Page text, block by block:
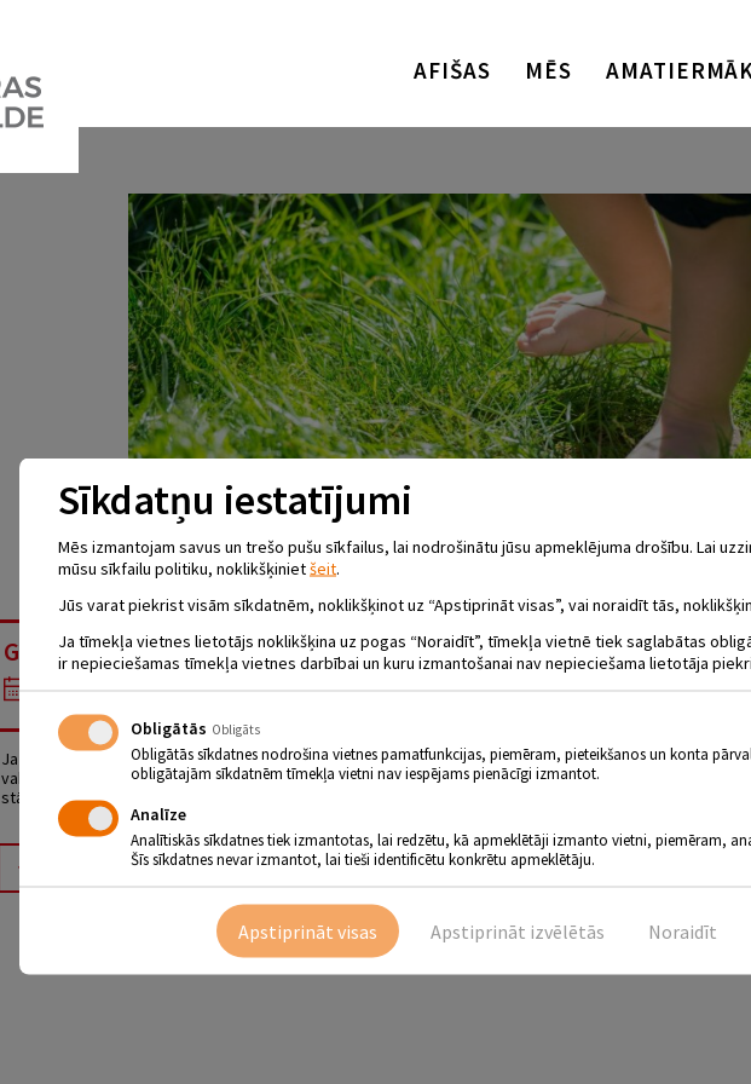
AFIŠAS MĒS
GRĀMATU SKATE „VASARA LAUKU SĒTĀ”
01.08 - 30.08
Ja tavs vasaras brīvlaiks aizrit laukos, tad tev ir paveicies! Ir simtiem aizraujošu lietu ko laukos darīt
vakaros vai lietainā laikā. Grāmatu skatē atrodamajās grāmatās atradīsi gan idejas, kā pavadīt laiku
stāstus par bērnu neparastajiem vasaras piedzīvojumiem. Vasara turpinās!
Sīkdatņu iestatījumi
Mēs izmantojam savus un trešo pušu sīkfailus, lai nodrošinātu jūsu apmeklējuma drošību. Lai
mūsu sīkfailu politiku, noklikšķinietšeit.
Jūs varat piekrist visām sīkdatnēm, noklikšķinot uz “Apstiprināt visas”, vai noraidīt tās,
Ja tīmekļa vietnes lietotājs noklikšķina uz pogas “Noraidīt”, tīmekļa vietnē tiek saglabātas
ir nepieciešamas tīmekļa vietnes darbībai un kuru izmantošanai nav nepieciešama lietotāja
Obligātās Obligāts
Obligātās sīkdatnes nodrošina vietnes pamatfunkcijas, piemēram, pieteikšanos un konta
obligātajām sīkdatnēm tīmekļa vietni nav iespējams pienācīgi izmantot.
Analīze
Analītiskās sīkdatnes tiek izmantotas, lai redzētu, kā apmeklētāji izmanto vietni, piemēram,
Šīs sīkdatnes nevar izmantot, lai tieši identificētu konkrētu apmeklētāju.
Noraidīt
Apstiprināt izvēlētās
Apstiprināt visas